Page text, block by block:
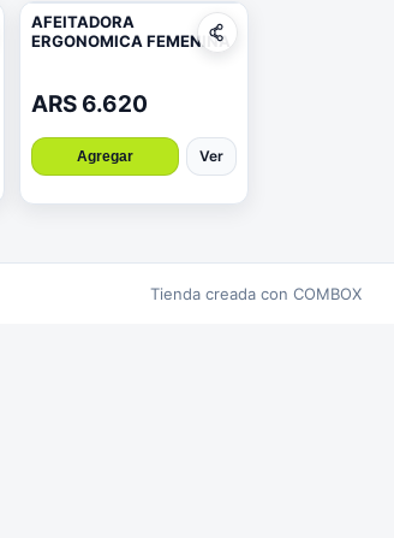
AFEITADORA
ERGONOMICA FEMENINA
ARS 6.620
Agregar Ver
Tienda creada con COMBOX